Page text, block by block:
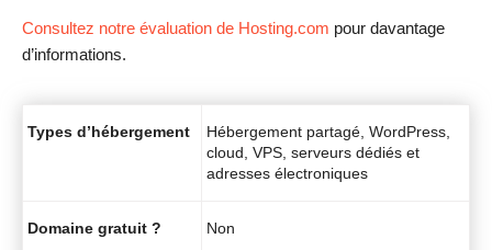
Consultez notre évaluation de Hosting.com pour davantage
d’informations.
Types d’hébergement
Hébergement partagé, WordPress,
cloud, VPS, serveurs dédiés et
adresses électroniques
Domaine gratuit ? Non